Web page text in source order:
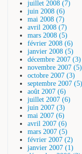
juillet 2008 (7)
juin 2008 (6)
mai 2008 (7)
avril 2008 (7)
mars 2008 (5)
février 2008 (6)
janvier 2008 (5)
décembre 2007 (3)
novembre 2007 (5)
octobre 2007 (3)
septembre 2007 (5)
août 2007 (6)
juillet 2007 (6)
juin 2007 (3)
mai 2007 (6)
avril 2007 (6)
mars 2007 (5)
février 2007 (2)
janvier 2007 (1)